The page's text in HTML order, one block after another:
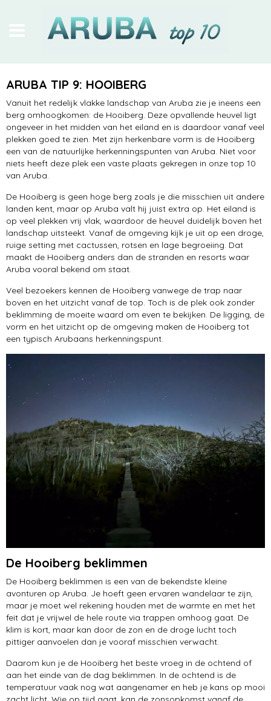
Arikok NP
in en op het water
bezienswaardigheden
heerlijke hotels
excursies
Oranjestad
Renaissance Island
San Nicolas
ARUBA TIP 9: HOOIBERG
Vanuit het redelijk vlakke landschap van Aruba zie je ineens een
berg omhoogkomen: de Hooiberg. Deze opvallende heuvel ligt
ongeveer in het midden van het eiland en is daardoor vanaf veel
plekken goed te zien. Met zijn herkenbare vorm is de Hooiberg
een van de natuurlijke herkenningspunten van Aruba. Niet voor
niets heeft deze plek een vaste plaats gekregen in onze top 10
van Aruba.
De Hooiberg is geen hoge berg zoals je die misschien uit andere
landen kent, maar op Aruba valt hij juist extra op. Het eiland is
op veel plekken vrij vlak, waardoor de heuvel duidelijk boven het
landschap uitsteekt. Vanaf de omgeving kijk je uit op een droge,
ruige setting met cactussen, rotsen en lage begroeiing. Dat
maakt de Hooiberg anders dan de stranden en resorts waar
Aruba vooral bekend om staat.
Veel bezoekers kennen de Hooiberg vanwege de trap naar
boven en het uitzicht vanaf de top. Toch is de plek ook zonder
beklimming de moeite waard om even te bekijken. De ligging, de
vorm en het uitzicht op de omgeving maken de Hooiberg tot
een typisch Arubaans herkenningspunt.
De Hooiberg beklimmen
De Hooiberg beklimmen is een van de bekendste kleine
avonturen op Aruba. Je hoeft geen ervaren wandelaar te zijn,
maar je moet wel rekening houden met de warmte en met het
feit dat je vrijwel de hele route via trappen omhoog gaat. De
klim is kort, maar kan door de zon en de droge lucht toch
pittiger aanvoelen dan je vooraf misschien verwacht.
Daarom kun je de Hooiberg het beste vroeg in de ochtend of
aan het einde van de dag beklimmen. In de ochtend is de
temperatuur vaak nog wat aangenamer en heb je kans op mooi